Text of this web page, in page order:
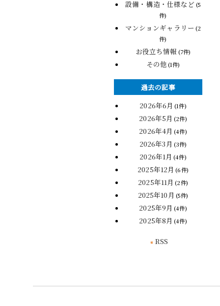
設備・構造・仕様など (5
件)
マンションギャラリー (2
件)
お役立ち情報 (7件)
その他(1件)
過去の記事
2026年6月 (1件)
2026年5月 (2件)
2026年4月 (4件)
2026年3月 (3件)
2026年1月 (4件)
2025年12月 (6件)
2025年11月 (2件)
2025年10月 (5件)
2025年9月 (4件)
2025年8月 (4件)
RSS